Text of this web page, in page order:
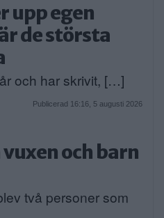
upp egen
de största
och har skrivit, […]
Publicerad 16:16, 5 augusti 2026
och barn
två personer som